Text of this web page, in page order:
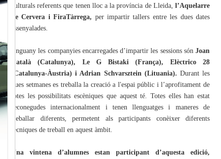
culturals referents que tenen lloc a la província de Lleida, l’Aquelarre
de Cervera i FiraTàrrega, per impartir tallers entre les dues dates
assenyalades.
Enguany les companyies encarregades d’impartir les sessions són Joan
Català (Catalunya), Le G Bistaki (França), Elèctrico 28
(Catalunya-Àustria) i Adrian Schvarsztein (Lituania). Durant les
dues setmanes es treballa la creació a l'espai públic i l’aprofitament de
totes les possibilitats escèniques que aquest té. Totes elles han estat
reconegudes internacionalment i tenen llenguatges i maneres de
treballar diferents, permetent als participants conèixer diferents
tècniques de treball en aquest àmbit.
Una vintena d’alumnes estan participant d’aquesta edició,